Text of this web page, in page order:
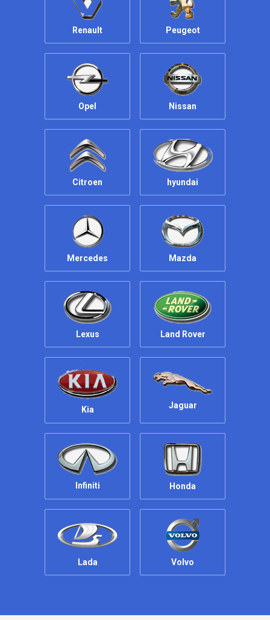
Renault Peugeot
Opel Nissan
Citroen hyundai
Mercedes Mazda
Lexus Land Rover
Kia Jaguar
Infiniti Honda
Lada Volvo